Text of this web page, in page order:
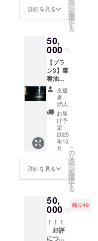
ます。
※原材料
の食品
表示は
お届け
商品の
ラベル
に表記
されま
す。 商
品開封
前には
必ずお
届けの
リター
ンに貼
付され
ルや注
意書き
さい。
■菜種油
を味わ
うクッ
キー
表示は
に表記
されま
す。 商
品開封
前には
必ずお
届けの
リター
ンに貼
付され
たラベ
ルや注
意書き
をご確
認くだ
※このプ
ランは
ス、30
万円
コー
ス、50
万円
らのお
楽しみ
揚げ
腐セッ
ト 3万
円コー
ス 搾油
施設稼
働後の
菜種油
を使用
した
「厚揚
げ」、
「生揚
げ」、
2024年
度東北
豆腐品
評会 金
の「も
めん豆
腐」、
同じく
金賞
詳細を見る ー
ン
を
選
択
す
る
50,
000 円
【プラ
ン3】菜
種油２
合瓶
（330g)
5万円
コース
出来上
がった
菜種油
を２合
瓶に詰
め、発
送しま
す。ク
ラウド
ディン
グ記念
ラベ
ル。発
送は、
搾油施
支援
者：
25人
お届
け予
定：
2025
年10
月
詳細を見る
こ
の
リ
タ
ー
ン
を
選
択
す
る
50,
000 円
残り40
！！！
好評
につ